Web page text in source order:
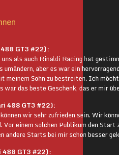
488 GT3 #22):
als auch Rinaldi Racing hat
aber es war ein
meinem Sohn zu bestreiten. Ich
war das beste Geschenk, das er mir
488 GT3 #22):
wir sehr zufrieden sein. Wir
Vor einem solchen Publikum den
andere Starts bei mir schon besser
488 GT3 #22):